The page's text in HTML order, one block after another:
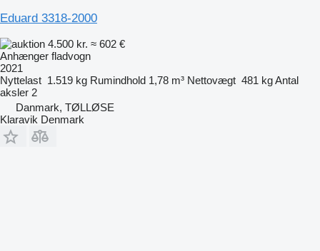
Eduard 3318-2000
4.500 kr. ≈ 602 €
Anhænger fladvogn
2021
Nyttelast 1.519 kg Rumindhold 1,78 m³ Nettovægt 481 kgAntal
aksler 2
Danmark, TØLLØSE
Klaravik Denmark